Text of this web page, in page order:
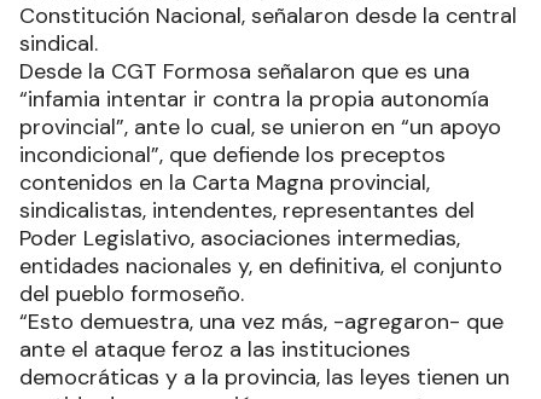
Constitución Nacional, señalaron desde la central
sindical.
Desde la CGT Formosa señalaron que es una
“infamia intentar ir contra la propia autonomía
provincial”, ante lo cual, se unieron en “un apoyo
incondicional”, que defiende los preceptos
contenidos en la Carta Magna provincial,
sindicalistas, intendentes, representantes del
Poder Legislativo, asociaciones intermedias,
entidades nacionales y, en definitiva, el conjunto
del pueblo formoseño.
“Esto demuestra, una vez más, -agregaron- que
ante el ataque feroz a las instituciones
democráticas y a la provincia, las leyes tienen un